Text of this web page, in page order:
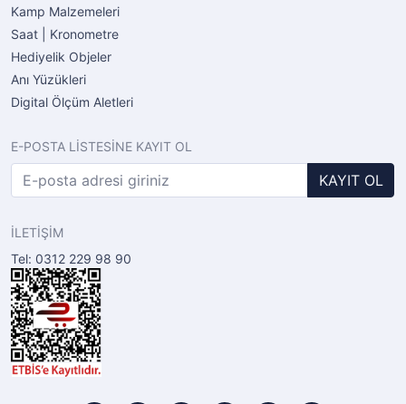
Kamp Malzemeleri
Saat | Kronometre
Hediyelik Objeler
Anı Yüzükleri
Digital Ölçüm Aletleri
E-POSTA LİSTESİNE KAYIT OL
KAYIT OL
İLETİŞİM
Tel: 0312 229 98 90